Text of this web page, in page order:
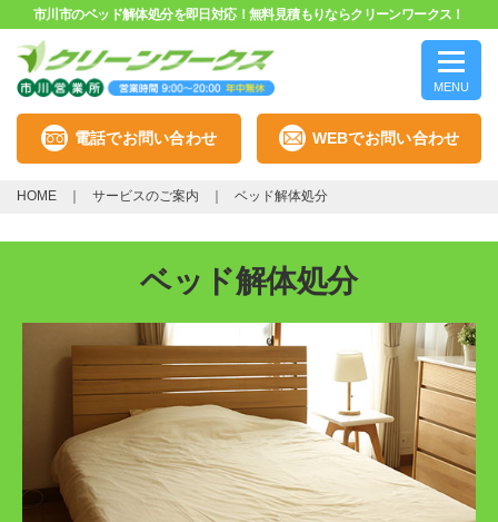
市川市のベッド解体処分を即日対応！無料見積もりならクリーンワークス！
MENU
電話でお問い合わせ WEBでお問い合わせ
HOME サービスのご案内 ベッド解体処分
ベッド解体処分